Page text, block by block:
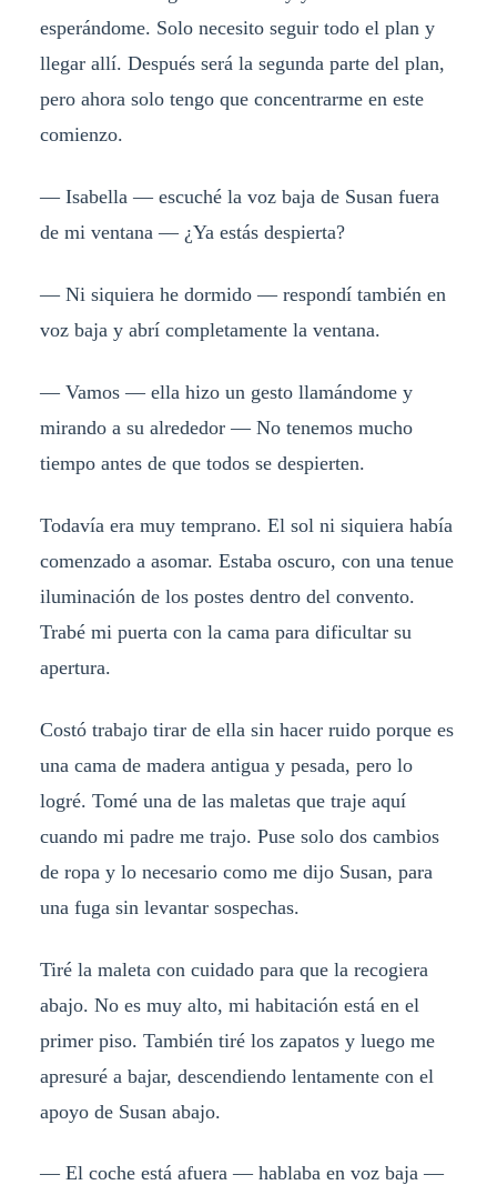
esperándome. Solo necesito seguir todo el plan y
llegar allí. Después será la segunda parte del plan,
pero ahora solo tengo que concentrarme en este
comienzo.
— Isabella — escuché la voz baja de Susan fuera
de mi ventana — ¿Ya estás despierta?
— Ni siquiera he dormido — respondí también en
voz baja y abrí completamente la ventana.
— Vamos — ella hizo un gesto llamándome y
mirando a su alrededor — No tenemos mucho
tiempo antes de que todos se despierten.
Todavía era muy temprano. El sol ni siquiera había
comenzado a asomar. Estaba oscuro, con una tenue
iluminación de los postes dentro del convento.
Trabé mi puerta con la cama para dificultar su
apertura.
Costó trabajo tirar de ella sin hacer ruido porque es
una cama de madera antigua y pesada, pero lo
logré. Tomé una de las maletas que traje aquí
cuando mi padre me trajo. Puse solo dos cambios
de ropa y lo necesario como me dijo Susan, para
una fuga sin levantar sospechas.
Tiré la maleta con cuidado para que la recogiera
abajo. No es muy alto, mi habitación está en el
primer piso. También tiré los zapatos y luego me
apresuré a bajar, descendiendo lentamente con el
apoyo de Susan abajo.
— El coche está afuera — hablaba en voz baja —